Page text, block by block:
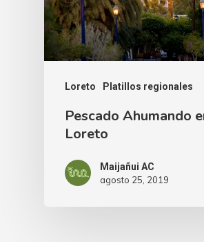
Loreto Platillos regionales
Pescado Ahumando
Loreto
Maijañui AC
agosto 25, 2019